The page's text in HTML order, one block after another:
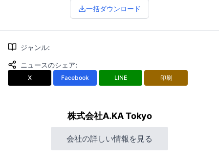
一括ダウンロード
ジャンル:
ニュースのシェア:
X Facebook LINE 印刷
株式会社A.KA Tokyo
会社の詳しい情報を見る